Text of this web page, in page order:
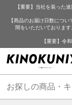
【重要】当社を装った
【商品のお届け日数につ
間をいただいておりま
【重要】令